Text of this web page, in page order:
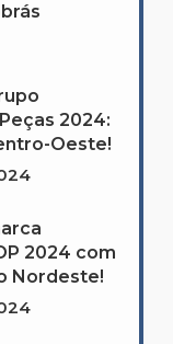
2024:
Oeste!
2024 com
Nordeste!